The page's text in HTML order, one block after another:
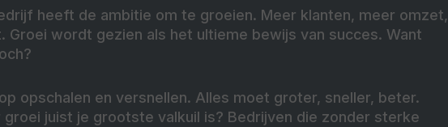
heeft de ambitie om te groeien. Meer klanten, meer omzet,
Groei wordt gezien als het ultieme bewijs van succes. Want
opschalen en versnellen. Alles moet groter, sneller, beter.
groei juist je grootste valkuil is? Bedrijven die zonder sterke